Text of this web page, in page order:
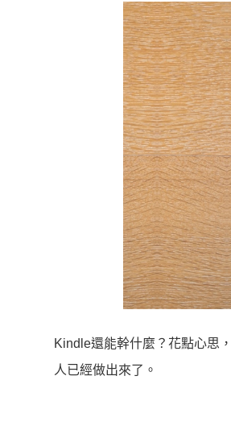
Kindle還能幹什麼？花點心思
人已經做出來了。